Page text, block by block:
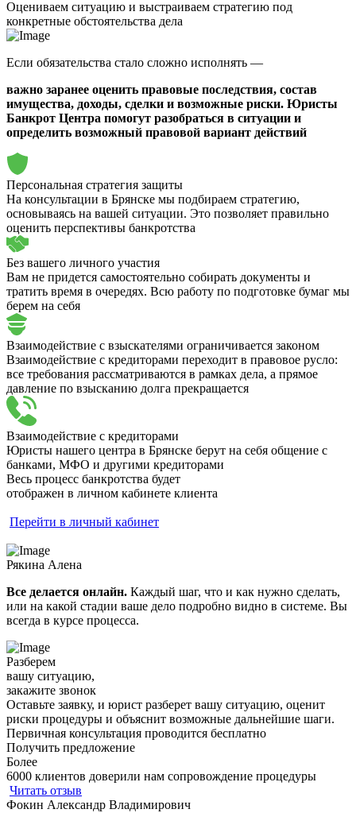
Оцениваем ситуацию и выстраиваем стратегию под
конкретные обстоятельства дела
Если обязательства стало сложно исполнять —
важно заранее оценить правовые последствия, состав
имущества, доходы, сделки и возможные риски. Юристы
Банкрот Центра помогут разобраться в ситуации и
определить возможный правовой вариант действий
Персональная стратегия защиты
На консультации в Брянске мы подбираем стратегию,
основываясь на вашей ситуации. Это позволяет правильно
оценить перспективы банкротства
Без вашего личного участия
Вам не придется самостоятельно собирать документы и
тратить время в очередях. Всю работу по подготовке бумаг мы
берем на себя
Взаимодействие с взыскателями ограничивается законом
Взаимодействие с кредиторами переходит в правовое русло:
все требования рассматриваются в рамках дела, а прямое
давление по взысканию долга прекращается
Взаимодействие с кредиторами
Юристы нашего центра в Брянске берут на себя общение с
банками, МФО и другими кредиторами
Весь процесс банкротства будет
отображен в личном кабинете клиента
Перейти в личный кабинет
Рякина Алена
Все делается онлайн. Каждый шаг, что и как нужно сделать,
или на какой стадии ваше дело подробно видно в системе. Вы
всегда в курсе процесса.
Разберем
вашу ситуацию,
закажите звонок
Оставьте заявку, и юрист разберет вашу ситуацию, оценит
риски процедуры и объяснит возможные дальнейшие шаги.
Первичная консультация проводится бесплатно
Получить предложение
Более
6000 клиентов доверили нам сопровождение процедуры
Читать отзыв
Фокин Александр Владимирович